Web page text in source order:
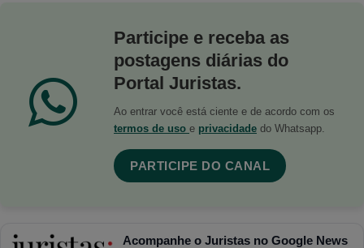
Participe e receba as
postagens diárias do
Portal Juristas.
Ao entrar você está ciente e de acordo com os
termos de uso e privacidade do Whatsapp.
PARTICIPE DO CANAL
Acompanhe o Juristas no Google News